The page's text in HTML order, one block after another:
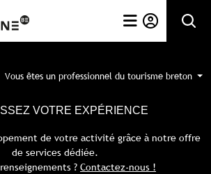
Rechercher
Vous êtes un professionnel du tourisme breton
VOTRE EXPÉRIENCE
de votre activité grâce à notre offre
de services dédiée.
? Contactez-nous !